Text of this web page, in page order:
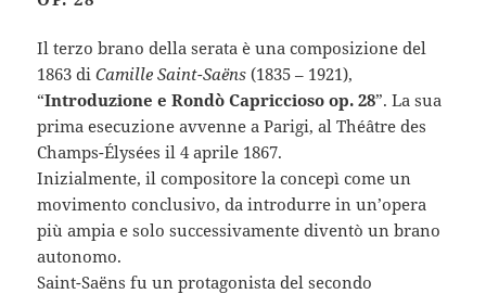
Il terzo brano della serata è una composizione del
1863 diCamille Saint-Saëns (1835 – 1921),
“Introduzione e Rondò Capriccioso op. 28”. La sua
prima esecuzione avvenne a Parigi, al Théâtre des
Champs-Élysées il 4 aprile 1867.
Inizialmente, il compositore la concepì come un
movimento conclusivo, da introdurre in un’opera
più ampia e solo successivamente diventò un brano
autonomo.
Saint-Saëns fu un protagonista del secondo